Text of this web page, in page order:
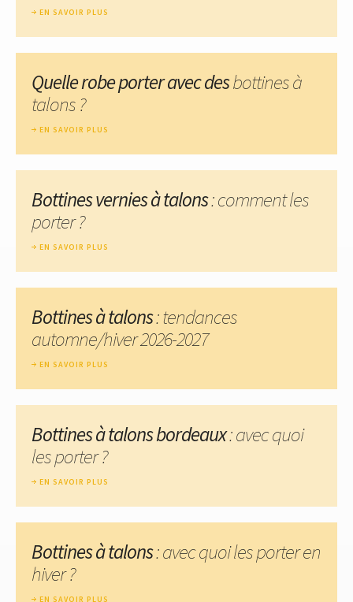
EN SAVOIR PLUS
Quelle robe porter avec desbottines à
talons ?
EN SAVOIR PLUS
Bottines vernies à talons: comment les
porter ?
EN SAVOIR PLUS
Bottines à talons: tendances
automne/hiver 2026-2027
EN SAVOIR PLUS
Bottines à talons bordeaux: avec quoi
les porter ?
EN SAVOIR PLUS
Bottines à talons: avec quoi les porter en
hiver ?
EN SAVOIR PLUS